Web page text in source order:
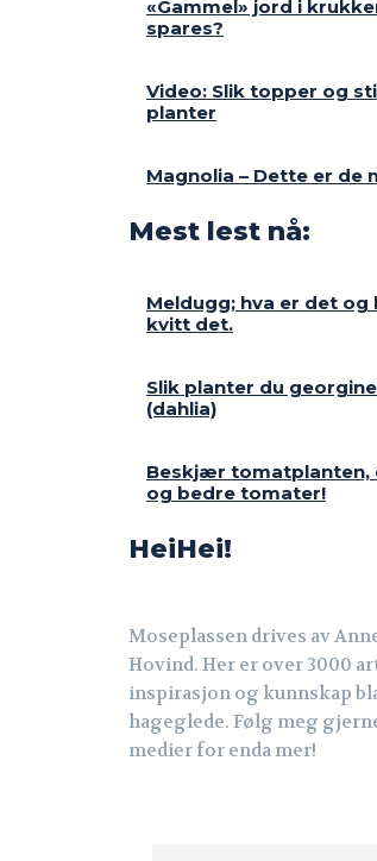
«Gammel» jord i
spares?
Video: Slik topper og
planter
Magnolia – Dette er de
Mest lest nå:
Meldugg; hva er det og
kvitt det.
Slik planter du
(dahlia)
Beskjær tomatplanten,
og bedre tomater!
HeiHei!
Moseplassen drives av
Hovind. Her er over 3000
inspirasjon og kunnskap
hageglede. Følg meg
medier for enda mer!